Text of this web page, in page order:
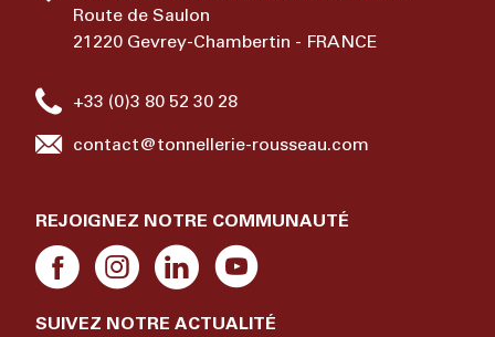
Route de Saulon
21220 Gevrey-Chambertin - FRANCE
+33 (0)3 80 52 30 28
contact@tonnellerie-rousseau.com
REJOIGNEZ NOTRE COMMUNAUTÉ
SUIVEZ NOTRE ACTUALITÉ